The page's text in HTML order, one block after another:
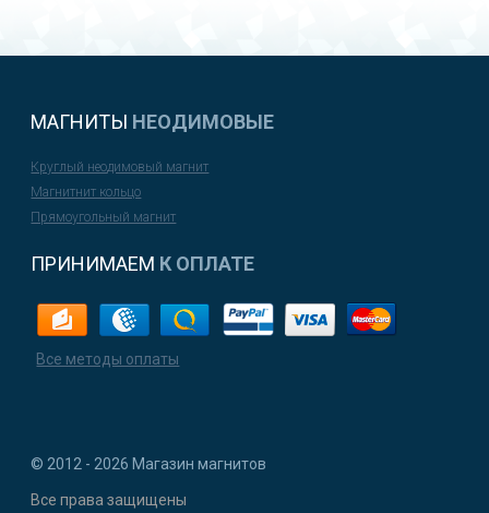
МАГНИТЫ НЕОДИМОВЫЕ
Круглый неодимовый магнит
Магнитнит кольцо
Прямоугольный магнит
ПРИНИМАЕМ К ОПЛАТЕ
Все методы оплаты
© 2012 - 2026 Магазин магнитов
Все права защищены